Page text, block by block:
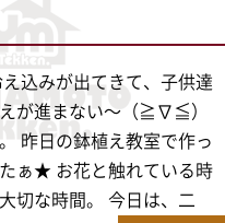
込みが出てきて、子供達
えが進まない〜（≧∇≦）
昨日の鉢植え教室で作っ
ぁ★ お花と触れている時
切な時間。 今日は、二